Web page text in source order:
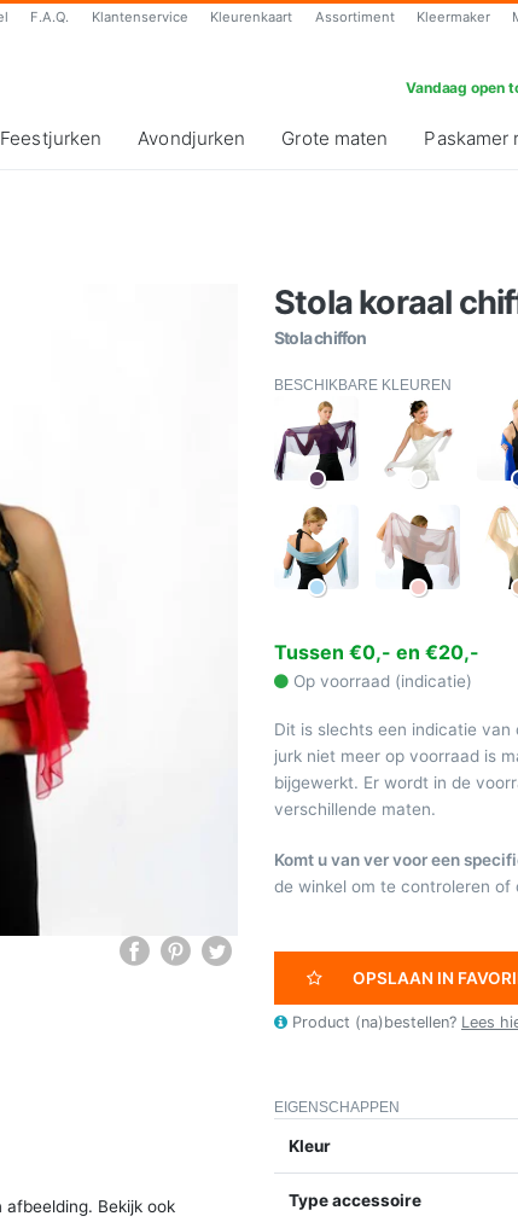
F.A.Q. Klantenservice Kleurenkaart Assortiment Kleermaker
Vandaag open
Feestjurken Avondjurken Grote maten Paskamer
Stola koraal
Stola chiffon
BESCHIKBARE KLEUREN
Tussen €0,- en €20,-
Op voorraad (indicatie)
Dit is slechts een indicatie
jurk niet meer op voorraad is
bijgewerkt. Er wordt in de
verschillende maten.
Komt u van ver voor een
de winkel om te controleren of
OPSLAAN IN
Product (na)bestellen? Lees
Bekijk ook
EIGENSCHAPPEN
Kleur
Type accessoire